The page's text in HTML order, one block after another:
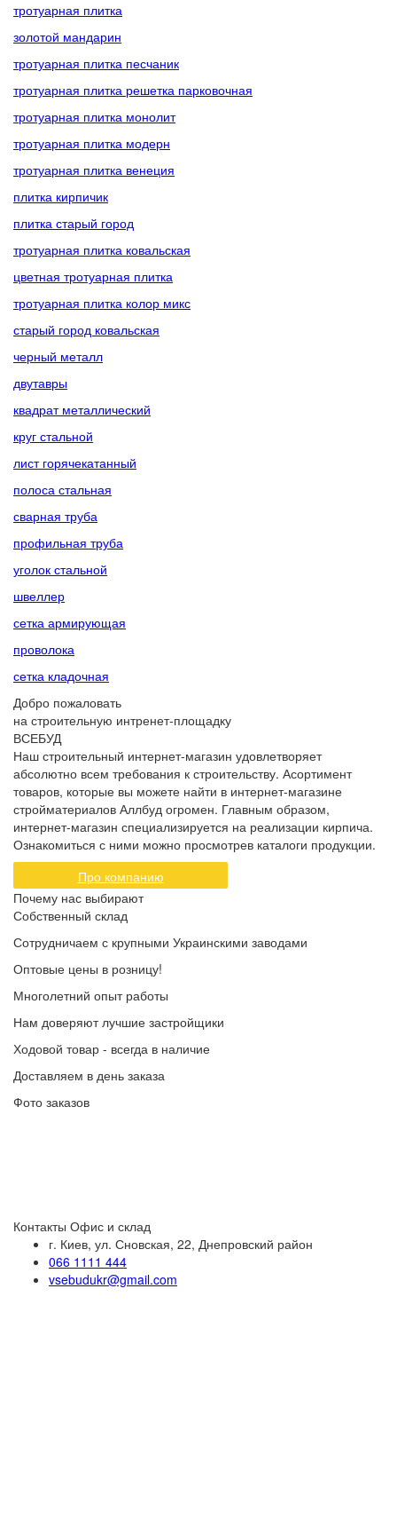
тротуарная плитка
золотой мандарин
тротуарная плитка песчаник
тротуарная плитка решетка парковочная
тротуарная плитка монолит
тротуарная плитка модерн
тротуарная плитка венеция
плитка кирпичик
плитка старый город
тротуарная плитка ковальская
цветная тротуарная плитка
тротуарная плитка колор микс
старый город ковальская
черный металл
двутавры
квадрат металлический
круг стальной
лист горячекатанный
полоса стальная
сварная труба
профильная труба
уголок стальной
швеллер
сетка армирующая
проволока
сетка кладочная
Добро пожаловать
на строительную интренет-площадку
ВСЕБУД
Наш строительный интернет-магазин удовлетворяет
абсолютно всем требования к строительству. Асортимент
товаров, которые вы можете найти в интернет-магазине
стройматериалов Аллбуд огромен. Главным образом,
интернет-магазин специализируется на реализации кирпича.
Ознакомиться с ними можно просмотрев каталоги продукции.
Про компанию
Почему нас выбирают
Собственный склад
Сотрудничаем с крупными Украинскими заводами
Оптовые цены в розницу!
Многолетний опыт работы
Нам доверяют лучшие застройщики
Ходовой товар - всегда в наличие
Доставляем в день заказа
Фото заказов
Контакты Офис и склад
г. Киев, ул. Сновская, 22, Днепровский район
066 1111 444
vsebudukr@gmail.com